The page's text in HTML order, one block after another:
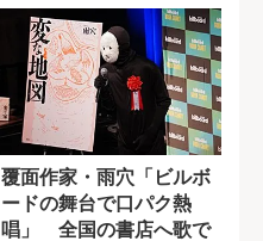
覆面作家・雨穴「ビルボ
ードの舞台で口パク熱
唱」 全国の書店へ歌で